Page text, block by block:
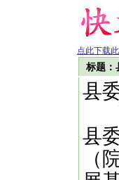
点此下载
标题：
县
县
（